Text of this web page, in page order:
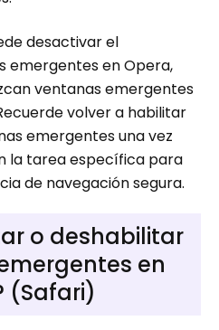
desactivar el
emergentes en Opera,
ventanas emergentes
volver a habilitar
emergentes una vez
la tarea específica para
de navegación segura.
o deshabilitar
en
(Safari)